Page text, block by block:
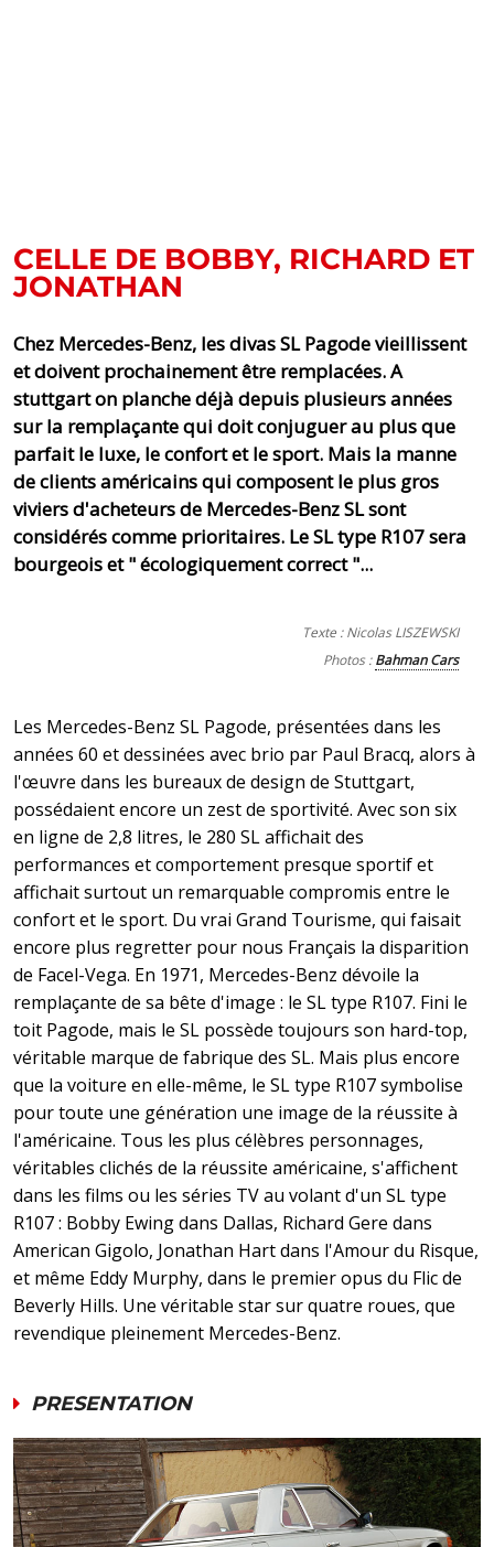
CELLE DE BOBBY, RICHARD ET
JONATHAN
Chez Mercedes-Benz, les divas SL Pagode vieillissent
et doivent prochainement être remplacées. A
stuttgart on planche déjà depuis plusieurs années
sur la remplaçante qui doit conjuguer au plus que
parfait le luxe, le confort et le sport. Mais la manne
de clients américains qui composent le plus gros
viviers d'acheteurs de Mercedes-Benz SL sont
considérés comme prioritaires. Le SL type R107 sera
bourgeois et " écologiquement correct "...
Texte : Nicolas LISZEWSKI
Photos :Bahman Cars
Les Mercedes-Benz SL Pagode, présentées dans les
années 60 et dessinées avec brio par Paul Bracq, alors à
l'œuvre dans les bureaux de design de Stuttgart,
possédaient encore un zest de sportivité. Avec son six
en ligne de 2,8 litres, le 280 SL affichait des
performances et comportement presque sportif et
affichait surtout un remarquable compromis entre le
confort et le sport. Du vrai Grand Tourisme, qui faisait
encore plus regretter pour nous Français la disparition
de Facel-Vega. En 1971, Mercedes-Benz dévoile la
remplaçante de sa bête d'image : le SL type R107. Fini le
toit Pagode, mais le SL possède toujours son hard-top,
véritable marque de fabrique des SL. Mais plus encore
que la voiture en elle-même, le SL type R107 symbolise
pour toute une génération une image de la réussite à
l'américaine. Tous les plus célèbres personnages,
véritables clichés de la réussite américaine, s'affichent
dans les films ou les séries TV au volant d'un SL type
R107 : Bobby Ewing dans Dallas, Richard Gere dans
American Gigolo, Jonathan Hart dans l'Amour du Risque,
et même Eddy Murphy, dans le premier opus du Flic de
Beverly Hills. Une véritable star sur quatre roues, que
revendique pleinement Mercedes-Benz.
PRESENTATION